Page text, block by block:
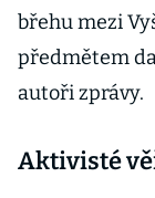
břehu mezi
předmětem
autoři zprávy.
Aktivisté